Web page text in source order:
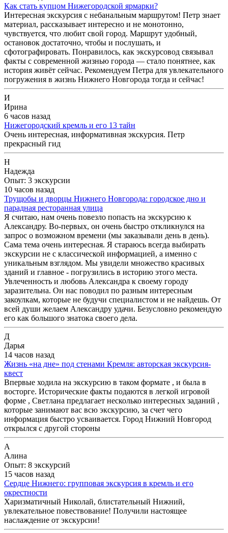
Как стать купцом Нижегородской ярмарки?
Интересная экскурсия с небанальным маршрутом! Петр знает
материал, рассказывает интересно и не монотонно,
чувствуется, что любит свой город. Маршрут удобный,
остановок достаточно, чтобы и послушать, и
сфотографировать. Понравилось, как экскурсовод связывал
факты с современной жизнью города — стало понятнее, как
история живёт сейчас. Рекомендуем Петра для увлекательного
погружения в жизнь Нижнего Новгорода тогда и сейчас!
И
Ирина
6 часов назад
Нижегородский кремль и его 13 тайн
Очень интересная, информативная экскурсия. Петр
прекрасный гид
Н
Надежда
Опыт: 3 экскурсии
10 часов назад
Трущобы и дворцы Нижнего Новгорода: городское дно и
парадная ресторанная улица
Я считаю, нам очень повезло попасть на экскурсию к
Александру. Во-первых, он очень быстро откликнулся на
запрос о возможном времени (мы заказывали день в день).
Сама тема очень интересная. Я стараюсь всегда выбирать
экскурсии не с классической информацией, а именно с
уникальным взглядом. Мы увидели множество красивых
зданий и главное - погрузились в историю этого места.
Увлеченность и любовь Александра к своему городу
заразительна. Он нас поводил по разным интересным
закоулкам, которые не будучи специалистом и не найдешь. От
всей души желаем Александру удачи. Безусловно рекомендую
его как большого знатока своего дела.
Д
Дарья
14 часов назад
Жизнь «на дне» под стенами Кремля: авторская экскурсия-
квест
Впервые ходила на экскурсию в таком формате , и была в
восторге. Исторические факты подаются в легкой игровой
форме , Светлана предлагает несколько интересных заданий ,
которые занимают вас всю экскурсию, за счет чего
информация быстро усваивается. Город Нижний Новгород
открылся с другой стороны
А
Алина
Опыт: 8 экскурсий
15 часов назад
Сердце Нижнего: групповая экскурсия в кремль и его
окрестности
Харизматичный Николай, блистательный Нижний,
увлекательное повествование! Получили настоящее
наслаждение от экскурсии!